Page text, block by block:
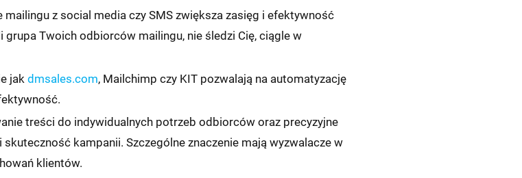
mailingu z social media czy SMS zwiększa zasięg i efektywność
grupa Twoich odbiorców mailingu, nie śledzi Cię, ciągle w
jakdmsales.com, Mailchimp czy KIT pozwalają na automatyzację
treści do indywidualnych potrzeb odbiorców oraz precyzyjne
kampanii. Szczególne znaczenie mają wyzwalacze w
klientów.